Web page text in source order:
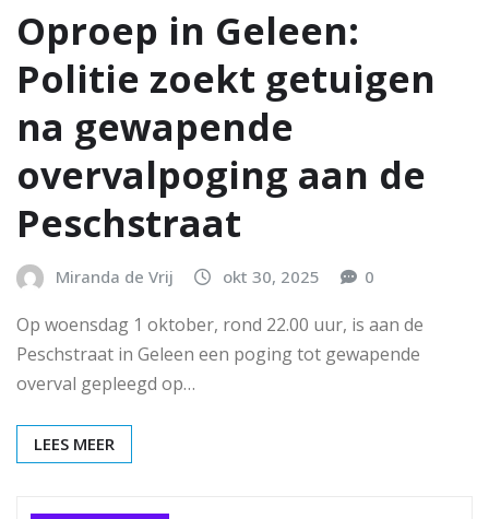
Oproep in Geleen:
Politie zoekt getuigen
na gewapende
overvalpoging aan de
Peschstraat
Miranda de Vrij okt 30, 2025 0
Op woensdag 1 oktober, rond 22.00 uur, is aan de
Peschstraat in Geleen een poging tot gewapende
overval gepleegd op…
LEES MEER